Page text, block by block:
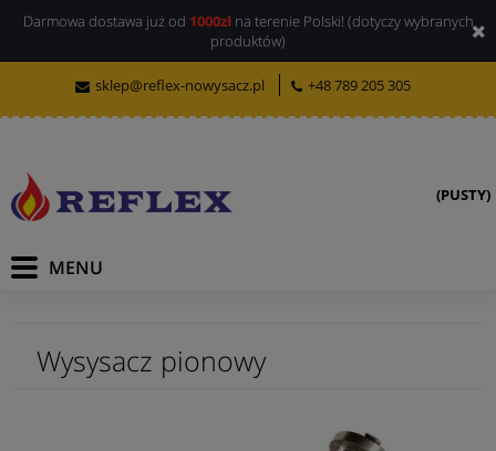
Darmowa dostawa już od 1000złna terenie Polski! (dotyczy wybranych
produktów)
sklep@reflex-nowysacz.pl +48 789 205 305
(PUSTY)
Wysysacz pionowy